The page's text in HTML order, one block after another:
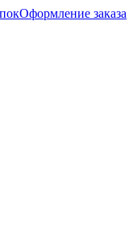
Оформление заказа